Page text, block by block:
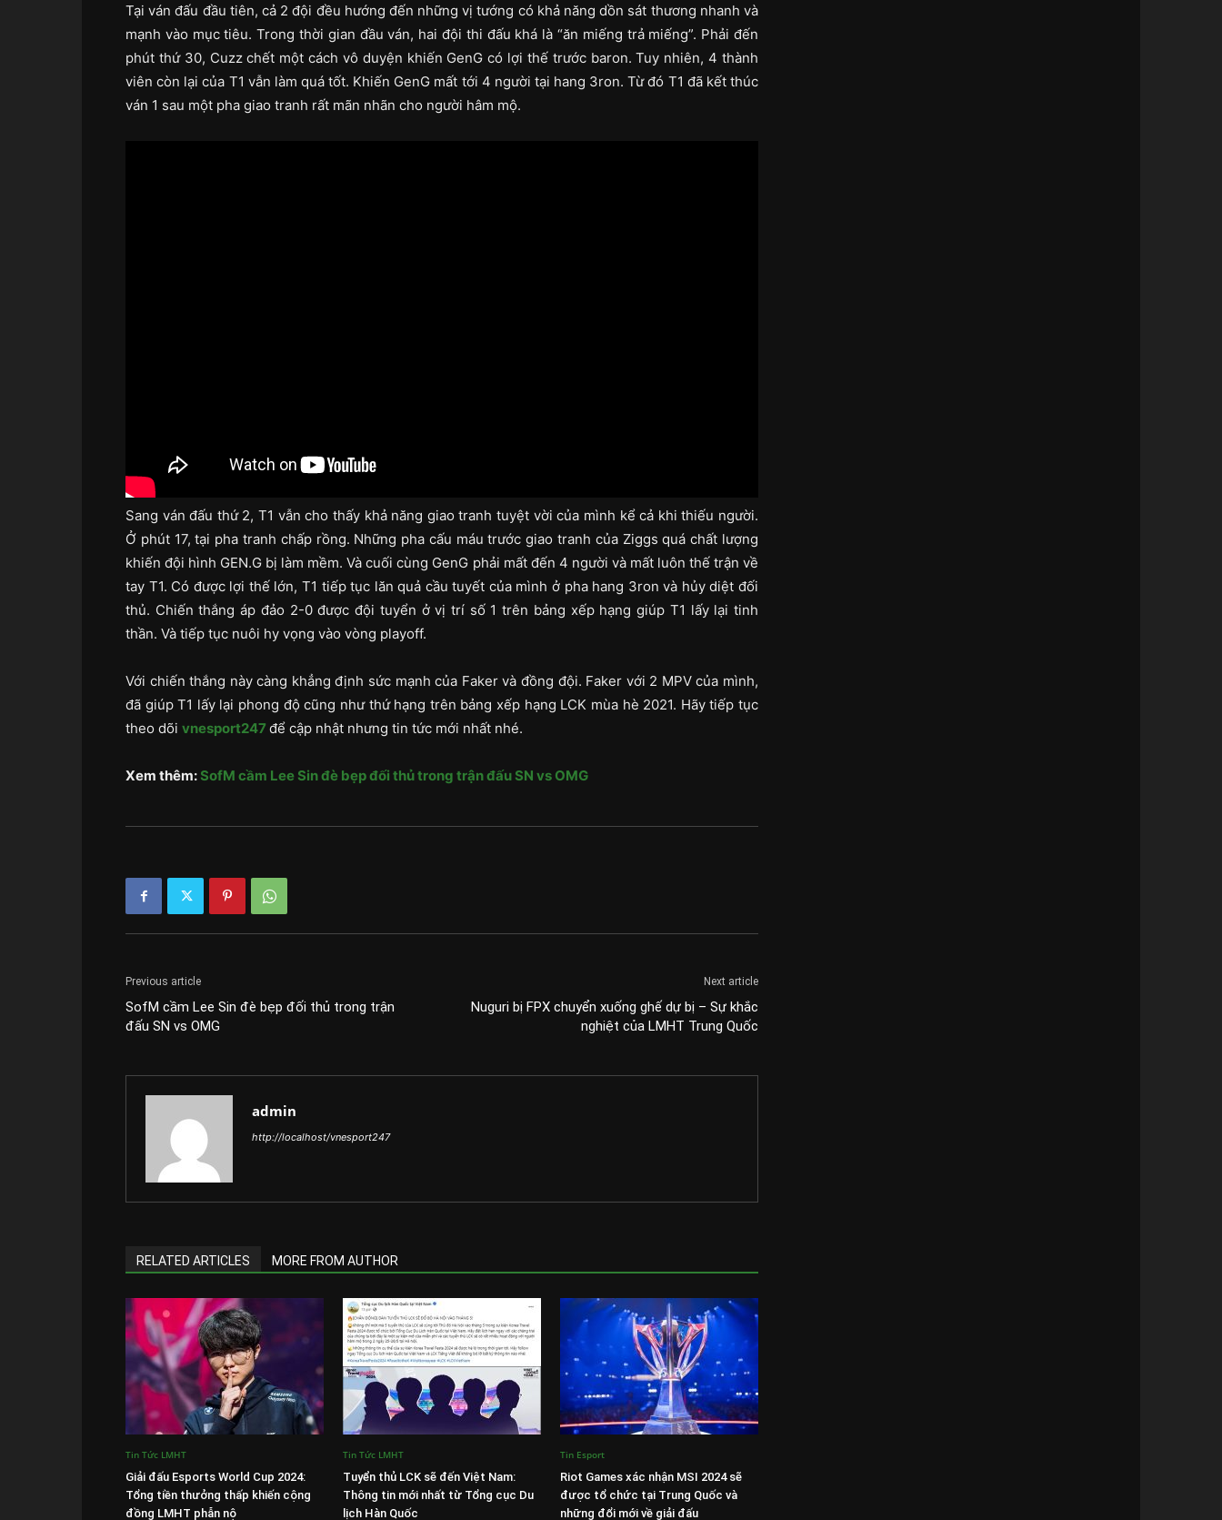
Tại ván đấu đầu tiên, cả 2 đội đều hướng đến những vị tướng có khả năng dồn sát thương nhanh và
mạnh vào mục tiêu. Trong thời gian đầu ván, hai đội thi đấu khá là “ăn miếng trả miếng”. Phải đến
phút thứ 30, Cuzz chết một cách vô duyện khiến GenG có lợi thế trước baron. Tuy nhiên, 4 thành
viên còn lại của T1 vẫn làm quá tốt. Khiến GenG mất tới 4 người tại hang 3ron. Từ đó T1 đã kết thúc
ván 1 sau một pha giao tranh rất mãn nhãn cho người hâm mộ.
Sang ván đấu thứ 2, T1 vẫn cho thấy khả năng giao tranh tuyệt vời của mình kể cả khi thiếu người.
Ở phút 17, tại pha tranh chấp rồng. Những pha cấu máu trước giao tranh của Ziggs quá chất lượng
khiến đội hình GEN.G bị làm mềm. Và cuối cùng GenG phải mất đến 4 người và mất luôn thế trận về
tay T1. Có được lợi thế lớn, T1 tiếp tục lăn quả cầu tuyết của mình ở pha hang 3ron và hủy diệt đối
thủ. Chiến thắng áp đảo 2-0 được đội tuyển ở vị trí số 1 trên bảng xếp hạng giúp T1 lấy lại tinh
thần. Và tiếp tục nuôi hy vọng vào vòng playoff.
Với chiến thắng này càng khẳng định sức mạnh của Faker và đồng đội. Faker với 2 MPV của mình,
đã giúp T1 lấy lại phong độ cũng như thứ hạng trên bảng xếp hạng LCK mùa hè 2021. Hãy tiếp tục
theo dõi vnesport247 để cập nhật nhưng tin tức mới nhất nhé.
Xem thêm: SofM cầm Lee Sin đè bẹp đối thủ trong trận đấu SN vs OMG
Previous article
SofM cầm Lee Sin đè bẹp đối thủ trong trận
đấu SN vs OMG
Next article
Nuguri bị FPX chuyển xuống ghế dự bị – Sự khắc
nghiệt của LMHT Trung Quốc
admin
http://localhost/vnesport247
RELATED ARTICLES MORE FROM AUTHOR
Tin Tức LMHT
Giải đấu Esports World Cup 2024:
Tổng tiền thưởng thấp khiến cộng
đồng LMHT phẫn nộ
Tin Tức LMHT
Tuyển thủ LCK sẽ đến Việt Nam:
Thông tin mới nhất từ Tổng cục Du
lịch Hàn Quốc
Tin Esport
Riot Games xác nhận MSI 2024 sẽ
được tổ chức tại Trung Quốc và
những đổi mới về giải đấu